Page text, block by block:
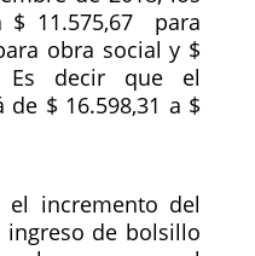
$ 11.575,67 para
obra social y $
Es decir que el
$ 16.598,31 a $
el incremento del
de bolsillo